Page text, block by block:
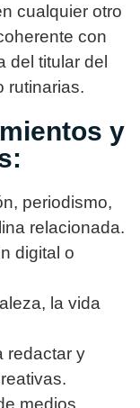
cualquier otro
con
del titular del
rutinarias.
y
periodismo,
relacionada.
digital o
la vida
redactar y
medios